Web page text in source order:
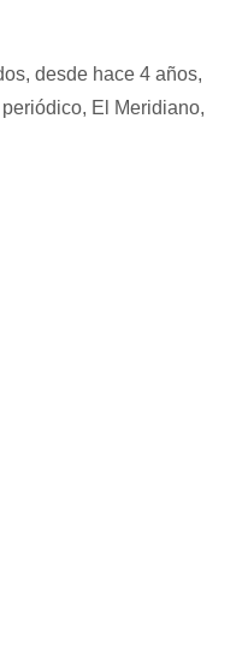
desde hace 4 años,
El Meridiano,